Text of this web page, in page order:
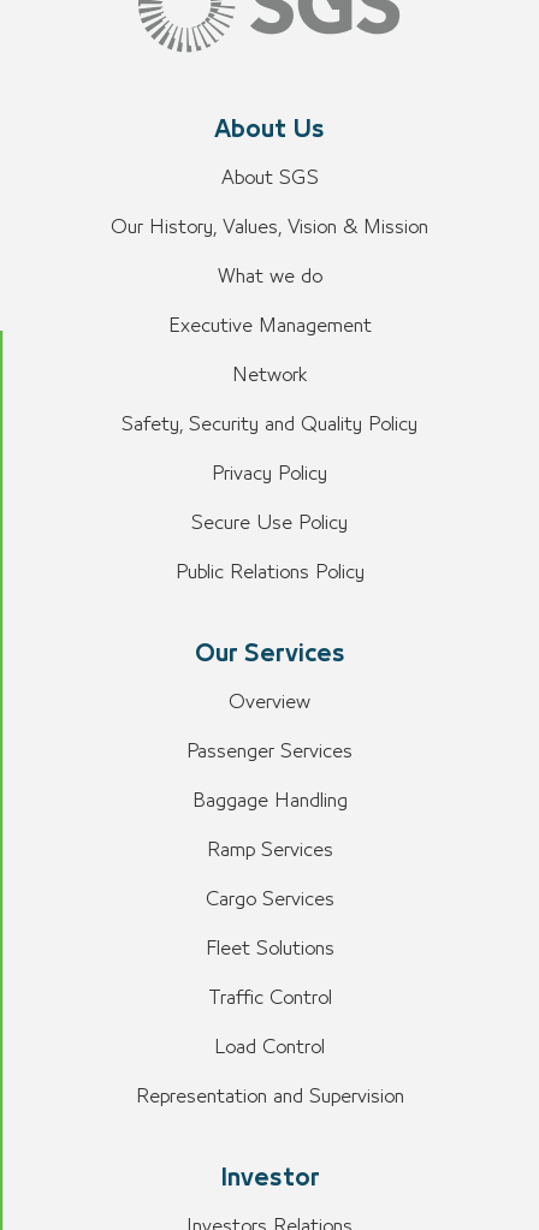
About Us
About SGS
Our History, Values, Vision & Mission
What we do
Executive Management
Network
Safety, Security and Quality Policy
Privacy Policy
Secure Use Policy
Public Relations Policy
Our Services
Overview
Passenger Services
Baggage Handling
Ramp Services
Cargo Services
Fleet Solutions
Traffic Control
Load Control
Representation and Supervision
Investor
Investors Relations